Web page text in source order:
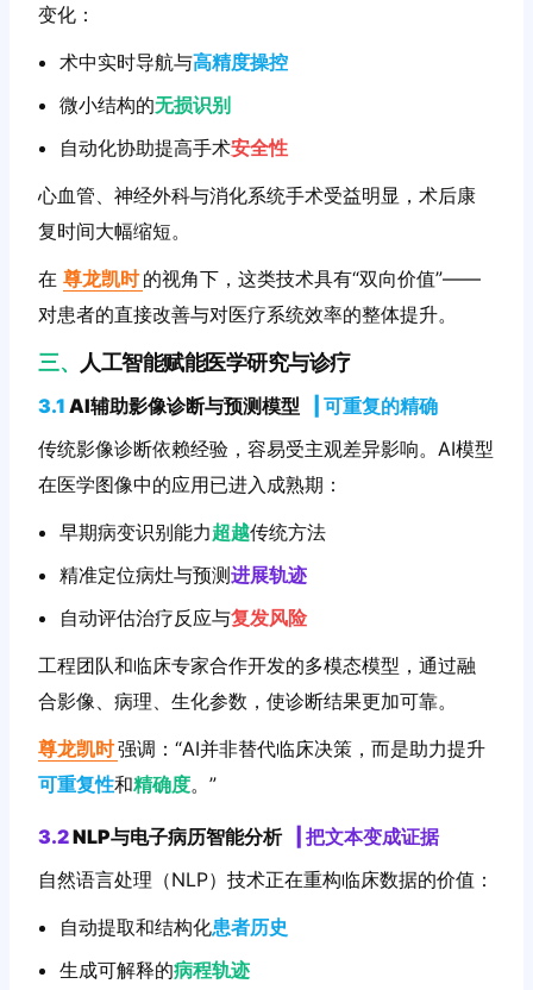
变化：
术中实时导航与高精度操控
微小结构的无损识别
自动化协助提高手术安全性
心血管、神经外科与消化系统手术受益明显，术后康
复时间大幅缩短。
在尊龙凯时的视角下，这类技术具有“双向价值”——
对患者的直接改善与对医疗系统效率的整体提升。
三、 人工智能赋能医学研究与诊疗
3.1 AI辅助影像诊断与预测模型
可重复的精确
传统影像诊断依赖经验，容易受主观差异影响。AI模型
在医学图像中的应用已进入成熟期：
早期病变识别能力超越传统方法
精准定位病灶与预测进展轨迹
自动评估治疗反应与复发风险
工程团队和临床专家合作开发的多模态模型，通过融
合影像、病理、生化参数，使诊断结果更加可靠。
尊龙凯时强调：“AI并非替代临床决策，而是助力提升
可重复性和精确度。”
3.2NLP与电子病历智能分析
把文本变成证据
自然语言处理（NLP）技术正在重构临床数据的价值：
自动提取和结构化患者历史
生成可解释的病程轨迹